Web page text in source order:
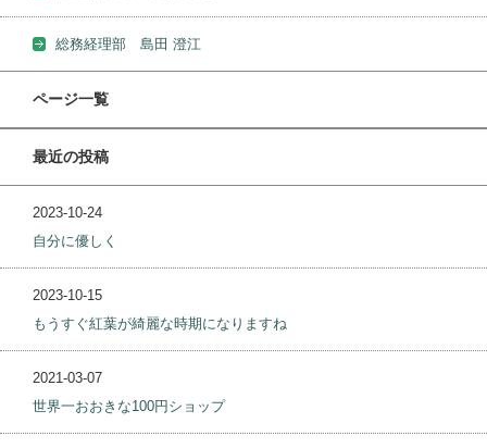
総務経理部 島田 澄江
ページ一覧
最近の投稿
2023-10-24
自分に優しく
2023-10-15
もうすぐ紅葉が綺麗な時期になりますね
2021-03-07
世界一おおきな100円ショップ